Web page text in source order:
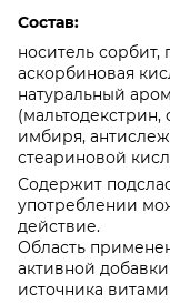
понравились.
Таисия
27 Февраля 2023
Состав:
носитель сорбит,
аскорбиновая
натуральный
(мальтодекстрин,
имбиря,
стеариновой
Содержит
употреблении
действие.
Область
активной
источника